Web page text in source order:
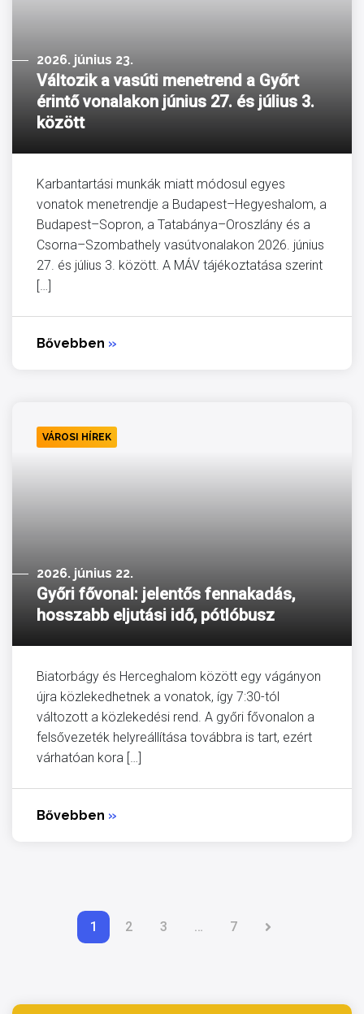
2026. június 23.
Változik a vasúti menetrend a Győrt
érintő vonalakon június 27. és július 3.
között
Karbantartási munkák miatt módosul egyes
vonatok menetrendje a Budapest–Hegyeshalom, a
Budapest–Sopron, a Tatabánya–Oroszlány és a
Csorna–Szombathely vasútvonalakon 2026. június
27. és július 3. között. A MÁV tájékoztatása szerint
[…]
Bővebben »
VÁROSI HÍREK
2026. június 22.
Győri fővonal: jelentős fennakadás,
hosszabb eljutási idő, pótlóbusz
Biatorbágy és Herceghalom között egy vágányon
újra közlekedhetnek a vonatok, így 7:30-tól
változott a közlekedési rend. A győri fővonalon a
felsővezeték helyreállítása továbbra is tart, ezért
várhatóan kora […]
Bővebben »
1 2 3 … 7